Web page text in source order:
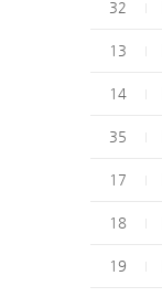
32
13
14
35
17
18
19